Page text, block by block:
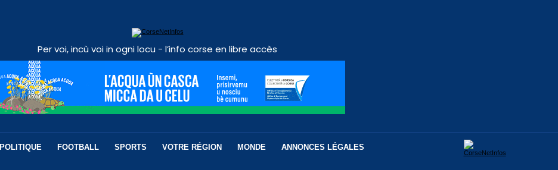
Per voi, incù voi in ogni locu - l’info corse en libre accès
POLITIQUE FOOTBALL SPORTS VOTRE RÉGION MONDE ANNONCES LÉGALES